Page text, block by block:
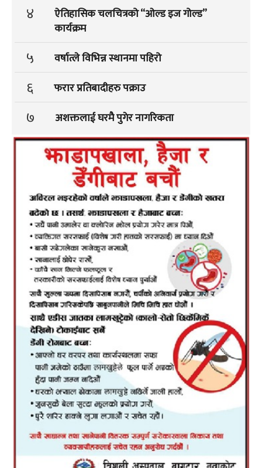
४
ऐतिहासिक चलचित्रको “ओल्ड इज गोल्ड”
कार्यक्रम
५ वर्षात्ले विभिन्न स्थानमा पहिरो
६ फरार प्रतिबादीहरु पक्राउ
७ अशक्तलाई घरमै पुगेर नागरिकता